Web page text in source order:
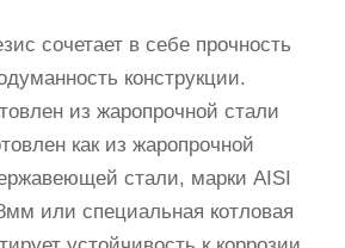
сочетает в себе прочность
конструкции.
из жаропрочной стали
как из жаропрочной
стали, марки AISI
или специальная котловая